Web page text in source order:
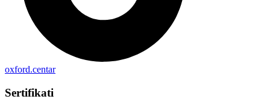
oxford.centar
Sertifikati